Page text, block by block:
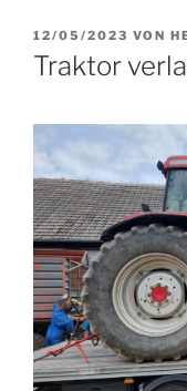
VERÖFFENTLICHT
AM
12/05/2023 VON
Traktor